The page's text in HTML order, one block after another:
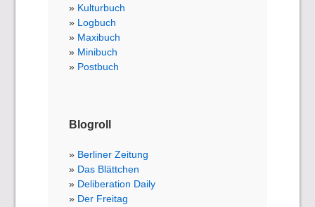
Kulturbuch
Logbuch
Maxibuch
Minibuch
Postbuch
Blogroll
Berliner Zeitung
Das Blättchen
Deliberation Daily
Der Freitag